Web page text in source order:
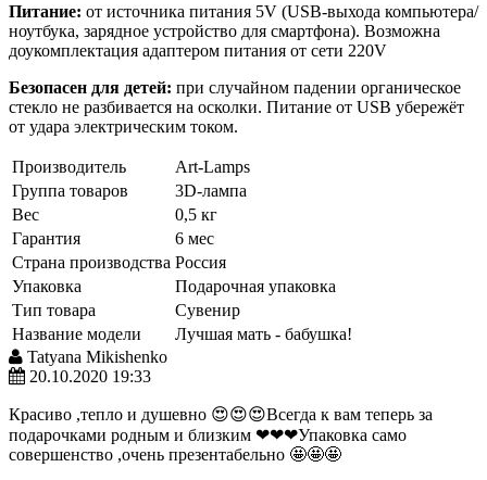
Питание: от источника питания 5V (USB-выхода компьютера/
ноутбука, зарядное устройство для смартфона). Возможна
доукомплектация адаптером питания от сети 220V
Безопасен для детей: при случайном падении органическое
стекло не разбивается на осколки. Питание от USB убережёт
от удара электрическим током.
Производитель
Art-Lamps
Группа товаров
3D-лампа
Вес
0,5 кг
Гарантия
6 мес
Страна производства Россия
Упаковка
Подарочная упаковка
Тип товара
Сувенир
Название модели
Лучшая мать - бабушка!
Tatyana Mikishenko
20.10.2020 19:33
Красиво ,тепло и душевно 😍😍😍Всегда к вам теперь за
подарочками родным и близким ❤❤❤Упаковка само
совершенство ,очень презентабельно 🤩🤩🤩